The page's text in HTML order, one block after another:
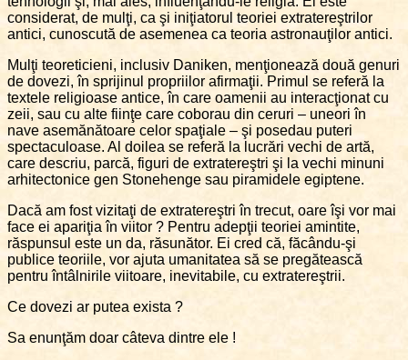
considerat, de mulţi, ca şi iniţiatorul teoriei extratereştrilor
antici, cunoscută de asemenea ca teoria astronauţilor antici.
Mulţi teoreticieni, inclusiv Daniken, menţionează două genuri
de dovezi, în sprijinul propriilor afirmaţii. Primul se referă la
textele religioase antice, în care oamenii au interacţionat cu
zeii, sau cu alte fiinţe care coborau din ceruri – uneori în
nave asemănătoare celor spaţiale – şi posedau puteri
spectaculoase. Al doilea se referă la lucrări vechi de artă,
care descriu, parcă, figuri de extratereştri şi la vechi minuni
arhitectonice gen Stonehenge sau piramidele egiptene.
Dacă am fost vizitaţi de extratereştri în trecut, oare îşi vor mai
face ei apariţia în viitor ? Pentru adepţii teoriei amintite,
răspunsul este un da, răsunător. Ei cred că, făcându-şi
publice teoriile, vor ajuta umanitatea să se pregătească
pentru întâlnirile viitoare, inevitabile, cu extratereştrii.
Ce dovezi ar putea exista ?
Sa enunţăm doar câteva dintre ele !